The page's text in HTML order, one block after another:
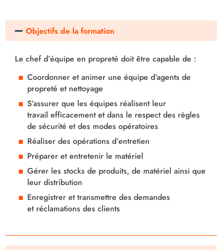
Objectifs de la formation
Le chef d’équipe en propreté doit être capable de :
Coordonner et animer une équipe d’agents de
propreté et nettoyage
S’assurer que les équipes réalisent leur
travail efficacement et dans le respect des règles
de sécurité et des modes opératoires
Réaliser des opérations d’entretien
Préparer et entretenir le matériel
Gérer les stocks de produits, de matériel ainsi que
leur distribution
Enregistrer et transmettre des demandes
et réclamations des clients